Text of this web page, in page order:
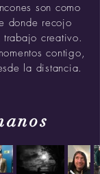
son como
donde recojo
creativo.
contigo,
la distancia.